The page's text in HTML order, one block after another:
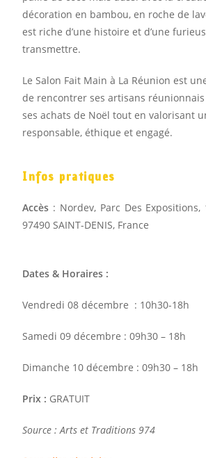
décoration en bambou, en roche de
est riche d’une histoire et d’une
transmettre.
Le Salon Fait Main à La Réunion est
de rencontrer ses artisans
ses achats de Noël tout en valorisant
responsable, éthique et engagé.
Infos pratiques
Accès : Nordev, Parc Des
97490 SAINT-DENIS, France
Dates & Horaires :
Vendredi 08 décembre : 10h30-18h
Samedi 09 décembre : 09h30 – 18h
Dimanche 10 décembre : 09h30 – 18h
Prix : GRATUIT
Source :Arts et Traditions 974